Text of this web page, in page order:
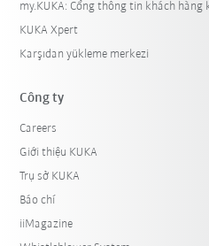
my.KUKA: Cổng thông tin khách hàng
KUKA Xpert
Karşıdan yükleme merkezi
Công ty
Careers
Giới thiệu KUKA
Trụ sở KUKA
Báo chí
iiMagazine